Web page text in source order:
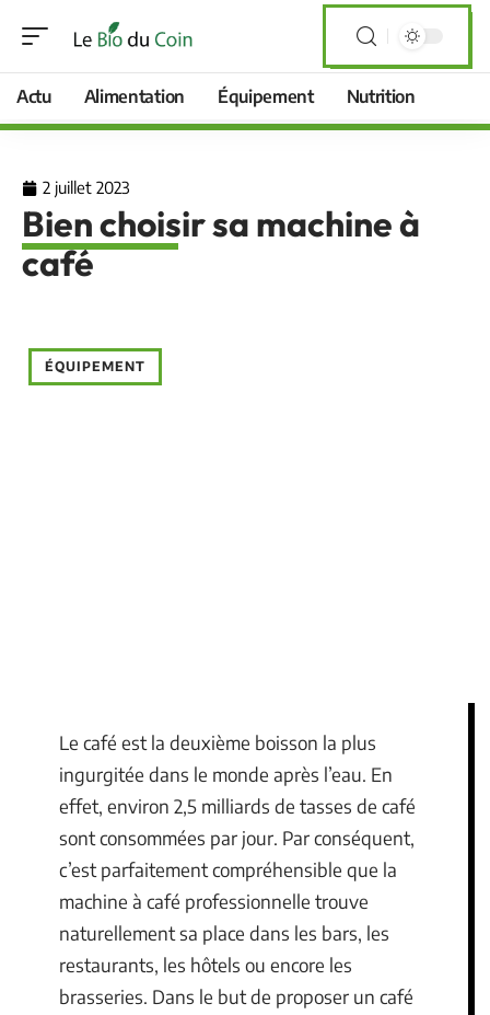
Actu Alimentation Équipement Nutrition
2 juillet 2023
Bien choisir sa machine à
café
ÉQUIPEMENT
Le café est la deuxième boisson la plus
ingurgitée dans le monde après l’eau. En
effet, environ 2,5 milliards de tasses de café
sont consommées par jour. Par conséquent,
c’est parfaitement compréhensible que la
machine à café professionnelle trouve
naturellement sa place dans les bars, les
restaurants, les hôtels ou encore les
brasseries. Dans le but de proposer un café